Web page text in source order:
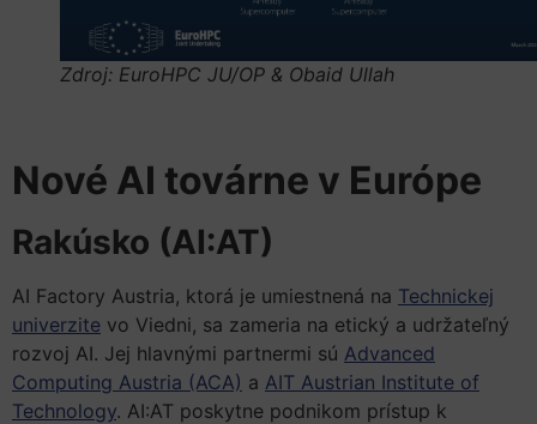
Zdroj: EuroHPC JU/OP & Obaid Ullah
Nové AI továrne v Európe
Rakúsko (AI:AT)
AI Factory Austria, ktorá je umiestnená na Technickej
univerzite vo Viedni, sa zameria na etický a udržateľný
rozvoj AI. Jej hlavnými partnermi sú Advanced
Computing Austria (ACA) a AIT Austrian Institute of
Technology. AI:AT poskytne podnikom prístup k